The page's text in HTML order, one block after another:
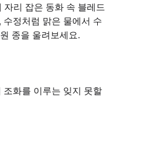
리 잡은 동화 속 블레드
정처럼 맑은 물에서 수
종을 울려보세요.
화를 이루는 잊지 못할